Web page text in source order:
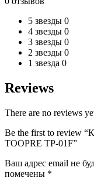
5 звезды 0
4 звезды 0
3 звезды 0
2 звезды 0
1 звезда 0
Reviews
There are no reviews
Be the first to review
TOOPRE TP-01F”
Ваш адрес email не
помечены *